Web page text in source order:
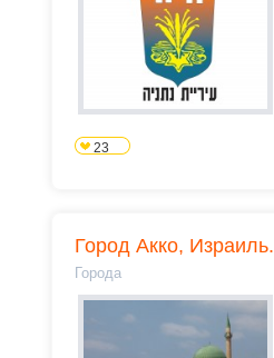
23
Город Акко, Израиль.
Города